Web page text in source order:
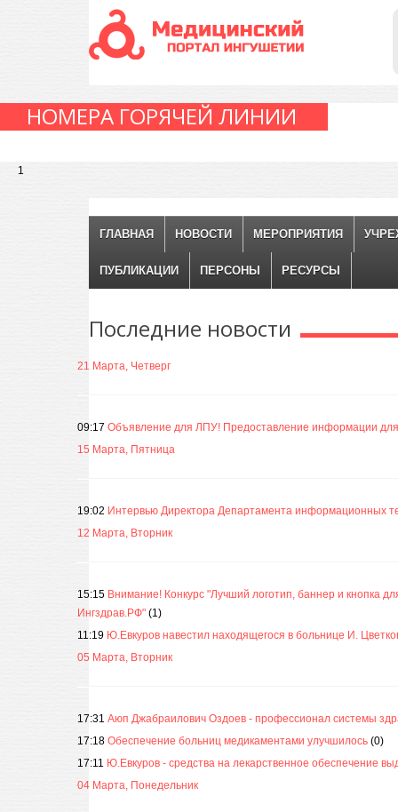
НОМЕРА ГОРЯЧЕЙ ЛИНИИ
1
ГЛАВНАЯ НОВОСТИ МЕРОПРИЯТИЯ
ПУБЛИКАЦИИ ПЕРСОНЫ РЕСУРСЫ
Последние новости
21 Марта, Четверг
09:17 Объявление для ЛПУ! Предоставление информации
15 Марта, Пятница
19:02 Интервью Директора Департамента информационных
12 Марта, Вторник
15:15 Внимание! Конкурс "Лучший логотип, баннер и кнопка
Ингздрав.РФ" (1)
11:19 Ю.Евкуров навестил находящегося в больнице И.
05 Марта, Вторник
17:31 Аюп Джабраилович Оздоев - профессионал системы
17:18 Обеспечение больниц медикаментами улучшилось (0)
17:11 Ю.Евкуров - средства на лекарственное обеспечение
04 Марта, Понедельник